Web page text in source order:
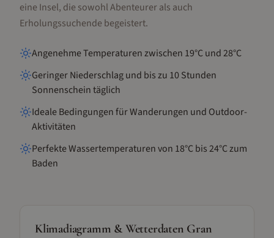
eine Insel, die sowohl Abenteurer als auch
Erholungssuchende begeistert.
Angenehme Temperaturen zwischen 19°C und 28°C
Geringer Niederschlag und bis zu 10 Stunden
Sonnenschein täglich
Ideale Bedingungen für Wanderungen und Outdoor-
Aktivitäten
Perfekte Wassertemperaturen von 18°C bis 24°C zum
Baden
Klimadiagramm & Wetterdaten Gran